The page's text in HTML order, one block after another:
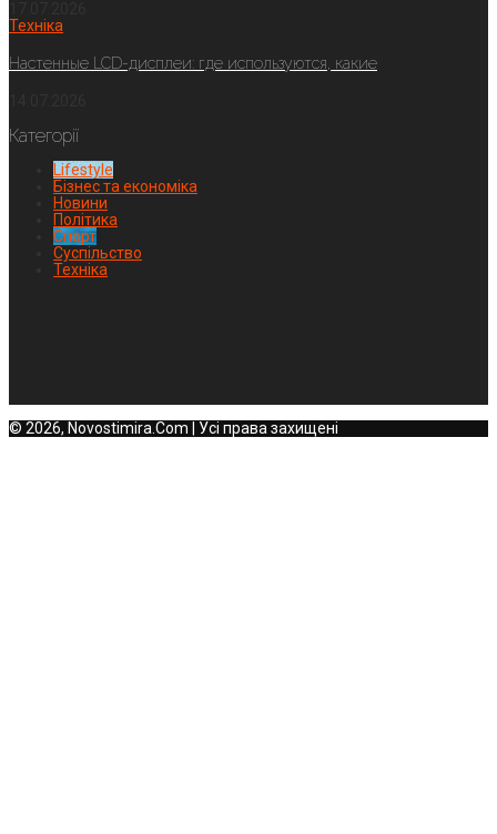
Техніка
Настенные LCD-дисплеи: где используются, какие
Категорії
Lifestyle
Бізнес та економіка
Новини
Політика
Спорт
Суспільство
Техніка
© 2026, Novostimira.Com | Усі права захищені